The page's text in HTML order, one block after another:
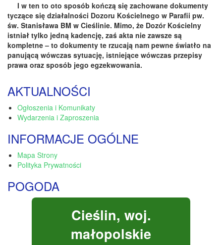
I w ten to oto sposób kończą się zachowane dokumenty
tyczące się działalności Dozoru Kościelnego w Parafii pw.
św. Stanisława BM w Cieślinie. Mimo, że Dozór Kościelny
istniał tylko jedną kadencję, zaś akta nie zawsze są
kompletne – to dokumenty te rzucają nam pewne światło na
panującą wówczas sytuację, istniejące wówczas przepisy
prawa oraz sposób jego egzekwowania.
AKTUALNOŚCI
Ogłoszenia i Komunikaty
Wydarzenia i Zaproszenia
INFORMACJE OGÓLNE
Mapa Strony
Polityka Prywatności
POGODA
Cieślin, woj.
małopolskie